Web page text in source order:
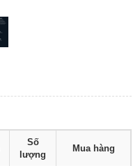
Số
lượng
Mua hàng